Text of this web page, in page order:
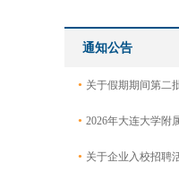
通知公告
• 关于假期期间第二
• 2026年大连大学附属新
• 关于企业入校招聘